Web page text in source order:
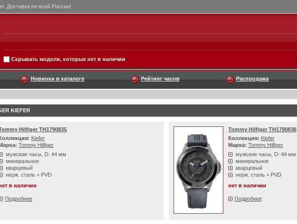
Доставка по всей России!
Скрывать модели, которых нет в наличии
Новинки в каталоге Рейтинг часов Распродажа
KIEFER
Hilfiger TH1790835
Kiefer
Tommy Hilfiger
мужские часы, D: 44 мм
минеральное
кварцевый
нерж. сталь + PVD
в наличии
Подробнее
Tommy Hilfiger TH1790836
Коллекция: Kiefer
Марка: Tommy Hilfiger
мужские часы, D: 44 мм
минеральное
кварцевый
нерж. сталь + PVD
нет в наличии
Подробнее